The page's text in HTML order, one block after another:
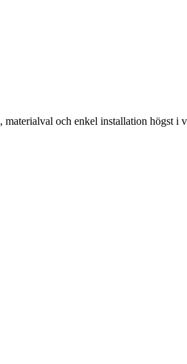
och enkel installation högst i